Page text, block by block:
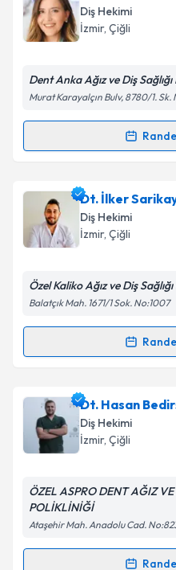
oluşturun. Size bu
takvim
Kişisel verilerimin
Metni'ni okudum
Takvim
Diş Hekimi
İzmir, Çiğli
Dent Anka Ağız ve Diş
Murat Karayalçın Bulv, 8780/1.
Randevu Takvimi
Dt. Hande Gizem
oluşturun. Size bu
takvim
Kişisel verilerimin
Metni'ni okudum
Takvim
Dt. İlker
Diş Hekimi
İzmir, Çiğli
Özel Kaliko Ağız ve Diş
Balatçık Mah. 1671/1 Sok. No:1007
Randevu Takvimi
Dt. İlker Sarikayaiçin
oluşturun. Size bu
takvim
Kişisel verilerimin
'ni okudum
Dt. Hasan
Diş Hekimi
İzmir, Çiğli
ÖZEL ASPRO DENT AĞIZ
POLİKLİNİĞİ
Ataşehir Mah. Anadolu Cad.